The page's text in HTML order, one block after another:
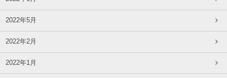
2022年5月
2022年2月
2022年1月